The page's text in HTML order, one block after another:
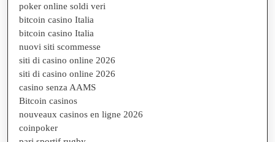
poker online soldi veri
bitcoin casino Italia
bitcoin casino Italia
nuovi siti scommesse
siti di casino online 2026
siti di casino online 2026
casino senza AAMS
Bitcoin casinos
nouveaux casinos en ligne 2026
coinpoker